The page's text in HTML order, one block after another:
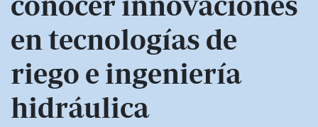
en tecnologías de
riego e ingeniería
hidráulica